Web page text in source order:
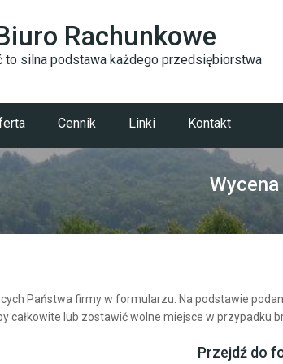
Rachunkowe
to silna podstawa każdego przedsiębiorstwa
Cennik Linki Kontakt
Wycena
Państwa firmy w formularzu. Na podstawie
całkowite lub zostawić wolne miejsce w przypadku
Przejdź do
Zamknij